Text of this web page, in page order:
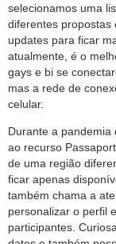
selecionamos uma
diferentes propostas
updates para ficar
atualmente, é o
gays e bi se
mas a rede de
celular.
Durante a pandemia
ao recurso
de uma região
ficar apenas
também chama a
personalizar o perfil
participantes.